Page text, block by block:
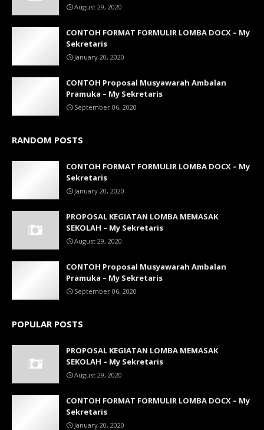
August 29, 2020
CONTOH FORMAT FORMULIR LOMBA DOCX – My
Sekretaris
January 20, 2020
CONTOH Proposal Musyawarah Ambalan
Pramuka – My Sekretaris
September 06, 2020
RANDOM POSTS
CONTOH FORMAT FORMULIR LOMBA DOCX – My
Sekretaris
January 20, 2020
PROPOSAL KEGIATAN LOMBA MEMASAK
SEKOLAH – My Sekretaris
August 29, 2020
CONTOH Proposal Musyawarah Ambalan
Pramuka – My Sekretaris
September 06, 2020
POPULAR POSTS
PROPOSAL KEGIATAN LOMBA MEMASAK
SEKOLAH – My Sekretaris
August 29, 2020
CONTOH FORMAT FORMULIR LOMBA DOCX – My
Sekretaris
January 20, 2020